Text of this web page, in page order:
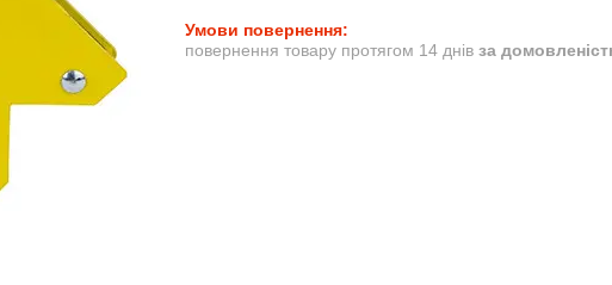
повернення товару протягом 14 днів за